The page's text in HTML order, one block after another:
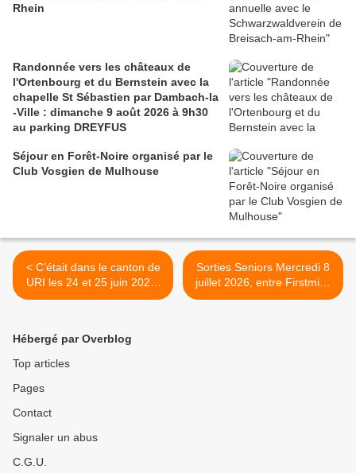
Rhein
Randonnée vers les châteaux de
l'Ortenbourg et du Bernstein avec la
chapelle St Sébastien par Dambach-la
-Ville : dimanche 9 août 2026 à 9h30
au parking DREYFUS
Séjour en Forêt-Noire organisé par le
Club Vosgien de Mulhouse
< C’était dans le canton de
URI les 24 et 25 juin 2026,
avec les randonneurs
Sorties Seniors Mercredi 8
juillet 2026, entre Firstmiss
et le col du
Hébergé par Overblog
Top articles
Pages
Contact
Signaler un abus
C.G.U.